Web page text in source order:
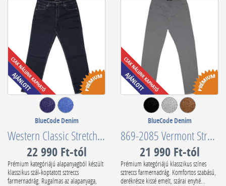
BlueCode Denim
Western Classic Stretch Blue Variant
22 990 Ft-tól
Prémium kategóriájú alapanyagból készült
klasszikus szál-koptatott sztreccs
farmernadrág. Rugalmas az alapanyaga,
BlueCode Denim
869-2085 Vermont Stretch Original Gabardin Style
21 990 Ft-tól
Prémium kategóriájú klasszikus színes
sztreccs farmernadrág. Komfortos szabású,
derékrésze kissé emelt, szárai enyhé...